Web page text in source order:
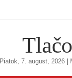
Piatok, 7. august, 2026 |